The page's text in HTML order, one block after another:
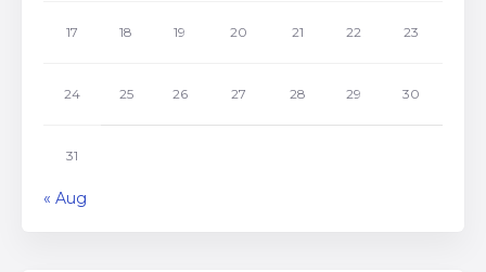
17 18 19 20 21 22 23
24 25 26 27 28 29 30
31
« Aug